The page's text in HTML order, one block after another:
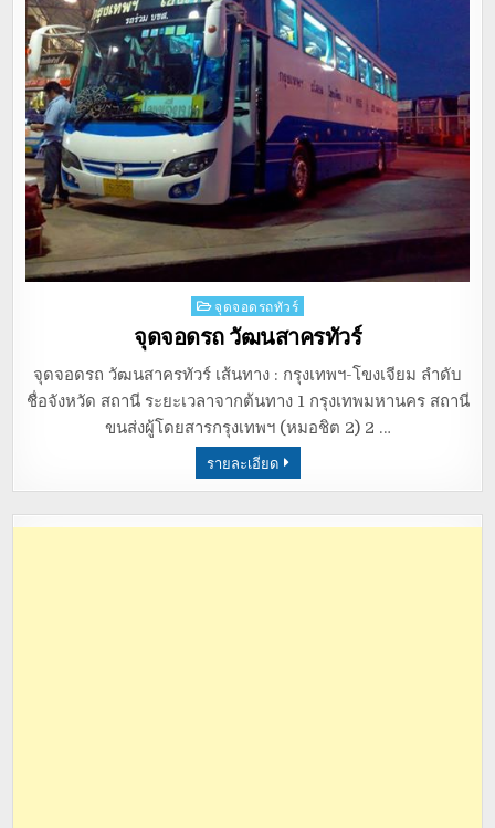
Posted
in
จุดจอดรถทัวร์
จุดจอดรถ วัฒนสาครทัวร์
จุดจอดรถ วัฒนสาครทัวร์ เส้นทาง : กรุงเทพฯ-โขงเจียม ลำดับ
ชื่อจังหวัด สถานี ระยะเวลาจากต้นทาง 1 กรุงเทพมหานคร สถานี
ขนส่งผู้โดยสารกรุงเทพฯ (หมอชิต 2) 2 …
รายละเอียด